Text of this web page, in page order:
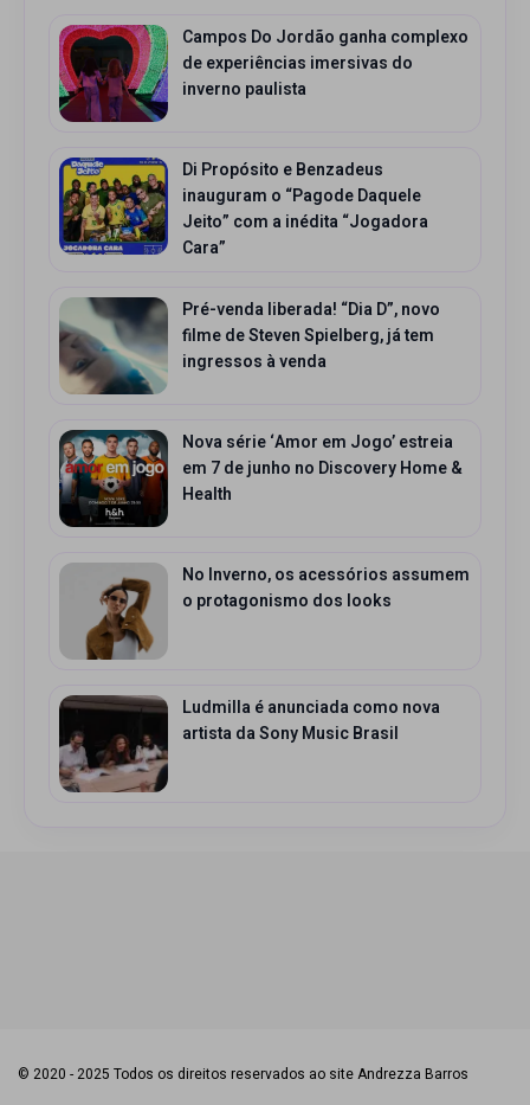
Campos Do Jordão ganha complexo
de experiências imersivas do
inverno paulista
Di Propósito e Benzadeus
inauguram o “Pagode Daquele
Jeito” com a inédita “Jogadora
Cara”
Pré-venda liberada! “Dia D”, novo
filme de Steven Spielberg, já tem
ingressos à venda
Nova série ‘Amor em Jogo’ estreia
em 7 de junho no Discovery Home &
Health
No Inverno, os acessórios assumem
o protagonismo dos looks
Ludmilla é anunciada como nova
artista da Sony Music Brasil
© 2020 - 2025 Todos os direitos reservados ao site Andrezza Barros